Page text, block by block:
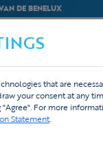
DE BENELUX
BEDRIJVEN
that are
your consent at any
For more
Statement.